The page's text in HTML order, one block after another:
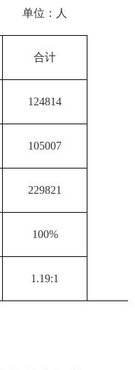
单位：人
合计
124814
105007
229821
100%
1.19:1